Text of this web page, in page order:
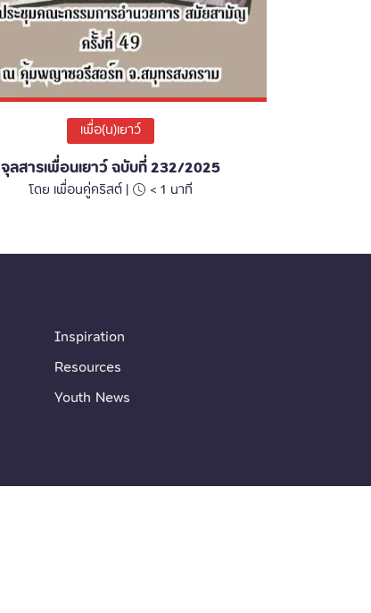
เพื่อ(น)เยาว์
จุลสารเพื่อนเยาว์ ฉบับที่ 232/2025
โดย เพื่อนคู่คริสต์ | < 1 นาที
Inspiration
Resources
Youth News